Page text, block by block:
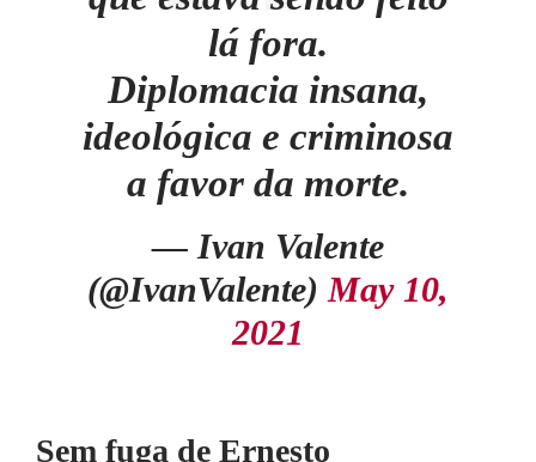
lá fora.
Diplomacia insana,
ideológica e criminosa
a favor da morte.
— Ivan Valente
(@IvanValente) May 10,
2021
Sem fuga de Ernesto